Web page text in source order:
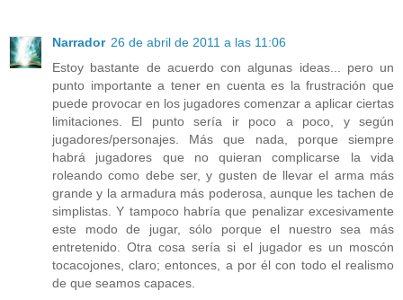
Narrador 26 de abril de 2011 a las 11:06
Estoy bastante de acuerdo con algunas ideas... pero un
punto importante a tener en cuenta es la frustración que
puede provocar en los jugadores comenzar a aplicar ciertas
limitaciones. El punto sería ir poco a poco, y según
jugadores/personajes. Más que nada, porque siempre
habrá jugadores que no quieran complicarse la vida
roleando como debe ser, y gusten de llevar el arma más
grande y la armadura más poderosa, aunque les tachen de
simplistas. Y tampoco habría que penalizar excesivamente
este modo de jugar, sólo porque el nuestro sea más
entretenido. Otra cosa sería si el jugador es un moscón
tocacojones, claro; entonces, a por él con todo el realismo
de que seamos capaces.